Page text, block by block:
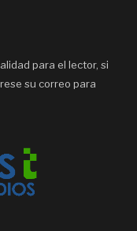
para el lector, si
su correo para